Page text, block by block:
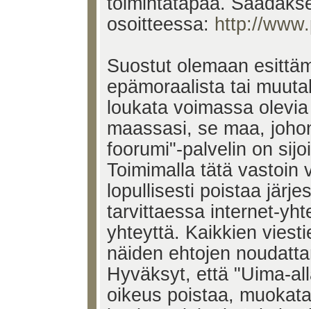
osoitteessa: http://
Suostut olemaan
epämoraalista tai
loukata voimassa
maassasi, se maa,
foorumi"-palvelin on
Toimimalla tätä vastoin
lopullisesti poistaa
tarvittaessa internet-
yhteyttä. Kaikkien
näiden ehtojen
Hyväksyt, että "Uima-
oikeus poistaa,